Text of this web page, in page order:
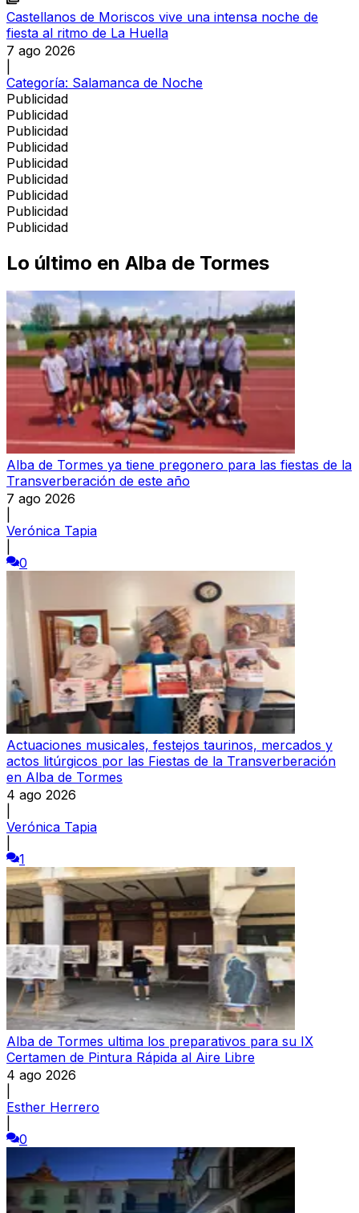
Castellanos de Moriscos vive una intensa noche de
fiesta al ritmo de La Huella
7 ago 2026
Categoría: Salamanca de Noche
Publicidad
Publicidad
Publicidad
Publicidad
Publicidad
Publicidad
Publicidad
Publicidad
Publicidad
Lo último en Alba de Tormes
Alba de Tormes ya tiene pregonero para las fiestas de la
Transverberación de este año
7 ago 2026
Verónica Tapia
0
Actuaciones musicales, festejos taurinos, mercados y
actos litúrgicos por las Fiestas de la Transverberación
en Alba de Tormes
4 ago 2026
Verónica Tapia
1
Alba de Tormes ultima los preparativos para su IX
Certamen de Pintura Rápida al Aire Libre
4 ago 2026
Esther Herrero
0